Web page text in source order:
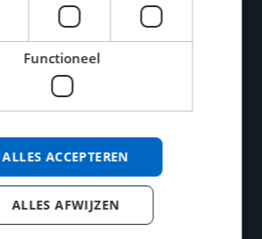
Vacancies
Upload your resume
Working as expat
ABOUT US
About us
Reviews
Functioneel
ALLES ACCEPTEREN
ALLES AFWIJZEN